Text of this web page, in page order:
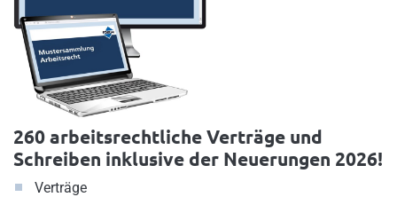
260 arbeitsrechtliche Verträge und
Schreiben inklusive der Neuerungen 2026!
Verträge